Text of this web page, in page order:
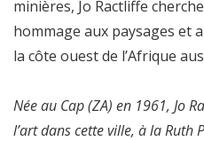
minières, Jo Ractliffe
hommage aux paysages et
la côte ouest de l’Afrique
Née au Cap (ZA) en 1961, Jo
l’art dans cette ville, à la Ruth